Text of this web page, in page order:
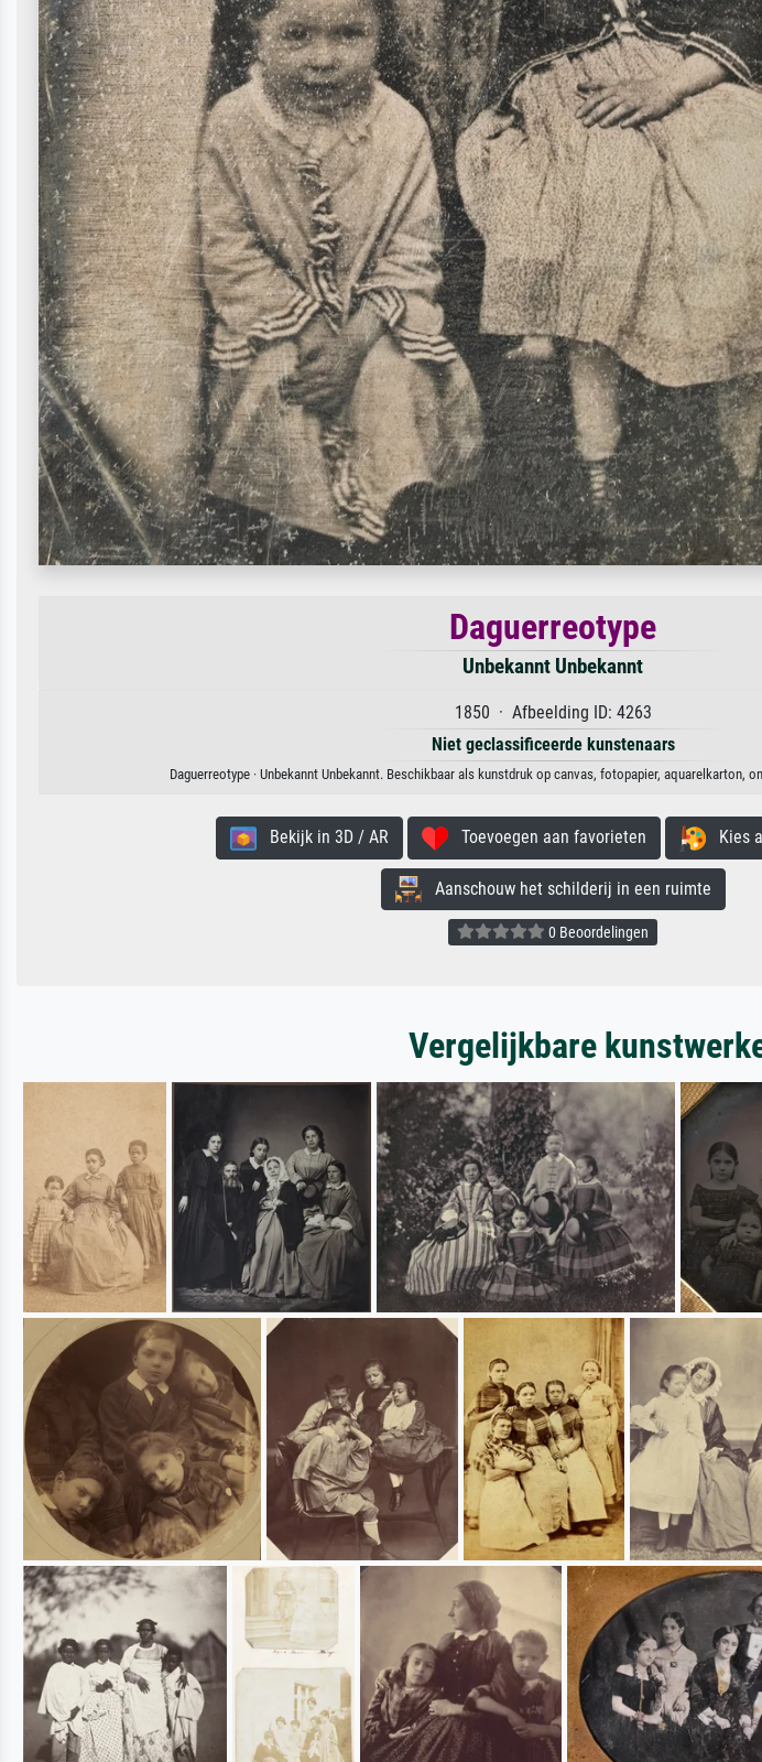
Daguerreotype
Unbekannt Unbekannt
1850 · Afbeelding ID: 4263
Niet geclassificeerde kunstenaars
Daguerreotype · Unbekannt Unbekannt. Beschikbaar als kunstdruk op canvas, fotopapier, aquarelkarton,
Bekijk in 3D / AR Toevoegen aan favorieten Kies
Aanschouw het schilderij in een ruimte
0 Beoordelingen
Vergelijkbare